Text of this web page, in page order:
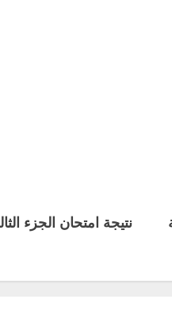
نتيجة امتحان الجزء